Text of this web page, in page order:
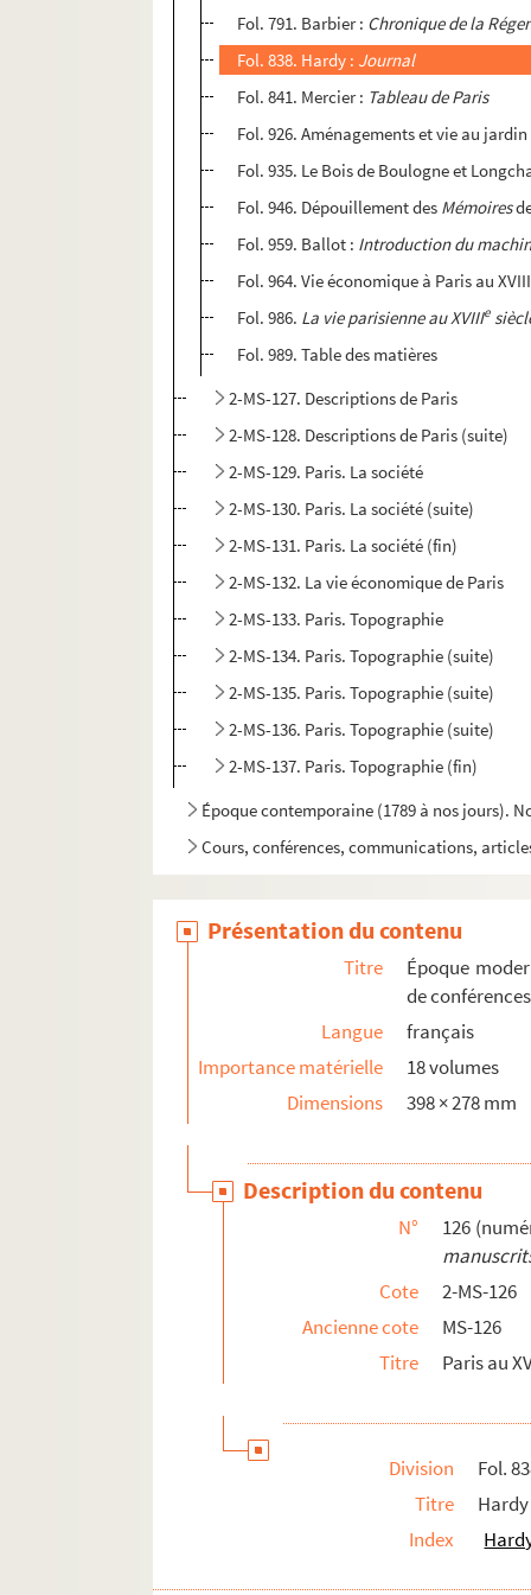
Fol. 791. Barbier : Chronique de la
Fol. 838. Hardy : Journal
Fol. 841. Mercier : Tableau de Paris
Fol. 926. Aménagements et vie au
Fol. 935. Le Bois de Boulogne et
Fol. 946. Dépouillement des Mémoires
Fol. 959. Ballot : Introduction du
Fol. 964. Vie économique à Paris au XVIII
Fol. 986. La vie parisienne au XVIIIe
Fol. 989. Table des matières
2-MS-127. Descriptions de Paris
2-MS-128. Descriptions de Paris (suite)
2-MS-129. Paris. La société
2-MS-130. Paris. La société (suite)
2-MS-131. Paris. La société (fin)
2-MS-132. La vie économique de Paris
2-MS-133. Paris. Topographie
2-MS-134. Paris. Topographie (suite)
2-MS-135. Paris. Topographie (suite)
2-MS-136. Paris. Topographie (suite)
2-MS-137. Paris. Topographie (fin)
Époque contemporaine (1789 à nos jours).
Cours, conférences, communications,
« Évolution des villes »
4-MS-186. "Cours Institut et Sorbonne".
4-MS-187-188. Cours d'art urbain professé en
4-MS-189. Conférences d'histoire de Paris
« Esquisse de l'extension de Paris à travers
4-MS-5256. Commission d'extension de
4-MS-193-194. L.-G. Pineau : « La circulation
Dépouillement des
Acta sanctorum ordinis
Notes concernant la Franche-Comté,
Dépouillements d'ouvrages philosophiques
Papiers personnels
4-MS-5087. Nécrologie de Marcel Poëte :
Présentation du contenu
Titre
Époque
de
Langue
français
Importance matérielle
18 volumes
Dimensions
398 × 278 mm
Description du contenu
N°
126
Cote
2-MS-126
Ancienne cote
MS-126
Titre
Paris au
Division
Fol.
Titre
Index